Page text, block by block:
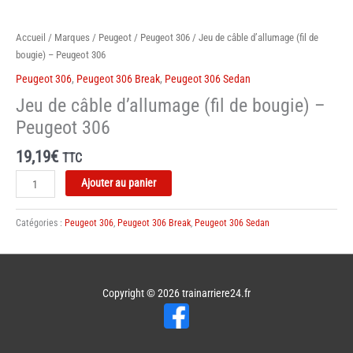
Accueil / Marques / Peugeot / Peugeot 306 / Jeu de câble d’allumage (fil de
bougie) – Peugeot 306
Peugeot 306, Peugeot 306 Break, Peugeot 306 Sedan
Jeu de câble d’allumage (fil de bougie) –
Peugeot 306
19,19€ TTC
quantité
de
Jeu
de
Ajouter au panier
Catégories : Peugeot 306, Peugeot 306 Break, Peugeot 306 Sedan
Copyright © 2026trainarriere24.fr